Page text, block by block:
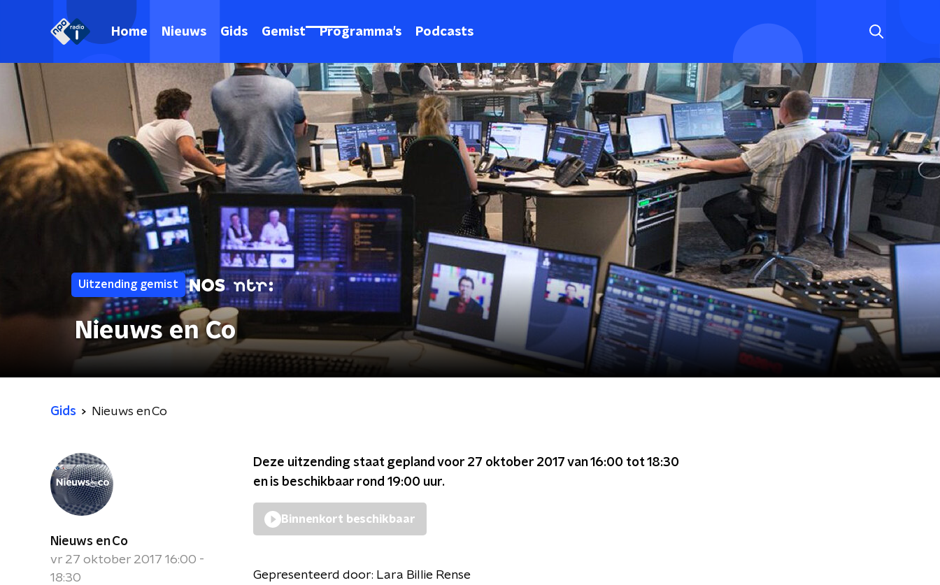
Home Nieuws Gids Gemist Programma's Podcasts
Uitzending gemist
Nieuws en Co
Gids Nieuws en Co
Nieuws en Co
vr 27 oktober 2017 16:00 -
18:30
Deze uitzending staat gepland voor 27 oktober 2017 van 16:00 tot 18:30
en is beschikbaar rond 19:00 uur.
Binnenkort beschikbaar
Gepresenteerd door: Lara Billie Rense